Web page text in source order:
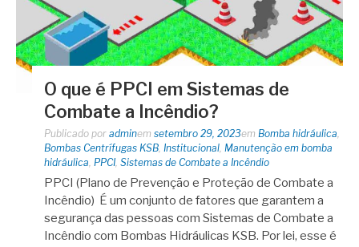
O que é PPCI em Sistemas de
Combate a Incêndio?
Publicado por adminem setembro 29, 2023em Bomba hidráulica
Bombas Centrífugas KSB Institucional Manutenção em bomba
hidráulica PPCI Sistemas de Combate a Incêndio
PPCI (Plano de Prevenção e Proteção de Combate a
Incêndio) É um conjunto de fatores que garantem a
segurança das pessoas com Sistemas de Combate a
Incêndio com Bombas Hidráulicas KSB. Por lei, esse é